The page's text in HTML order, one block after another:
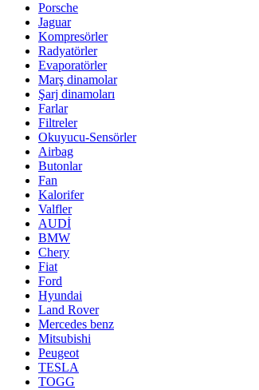
Porsche
Jaguar
Kompresörler
Radyatörler
Evaporatörler
Marş dinamolar
Şarj dinamoları
Farlar
Filtreler
Okuyucu-Sensörler
Airbag
Butonlar
Fan
Kalorifer
Valfler
AUDİ
BMW
Chery
Fiat
Ford
Hyundai
Land Rover
Mercedes benz
Mitsubishi
Peugeot
TESLA
TOGG